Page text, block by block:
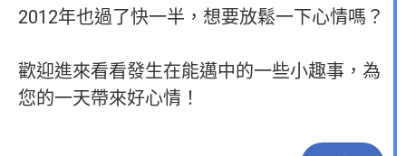
2012年也過了快一半，想要放鬆一下心情嗎？
歡迎進來看看發生在能邁中的一些小趣事，為
您的一天帶來好心情！